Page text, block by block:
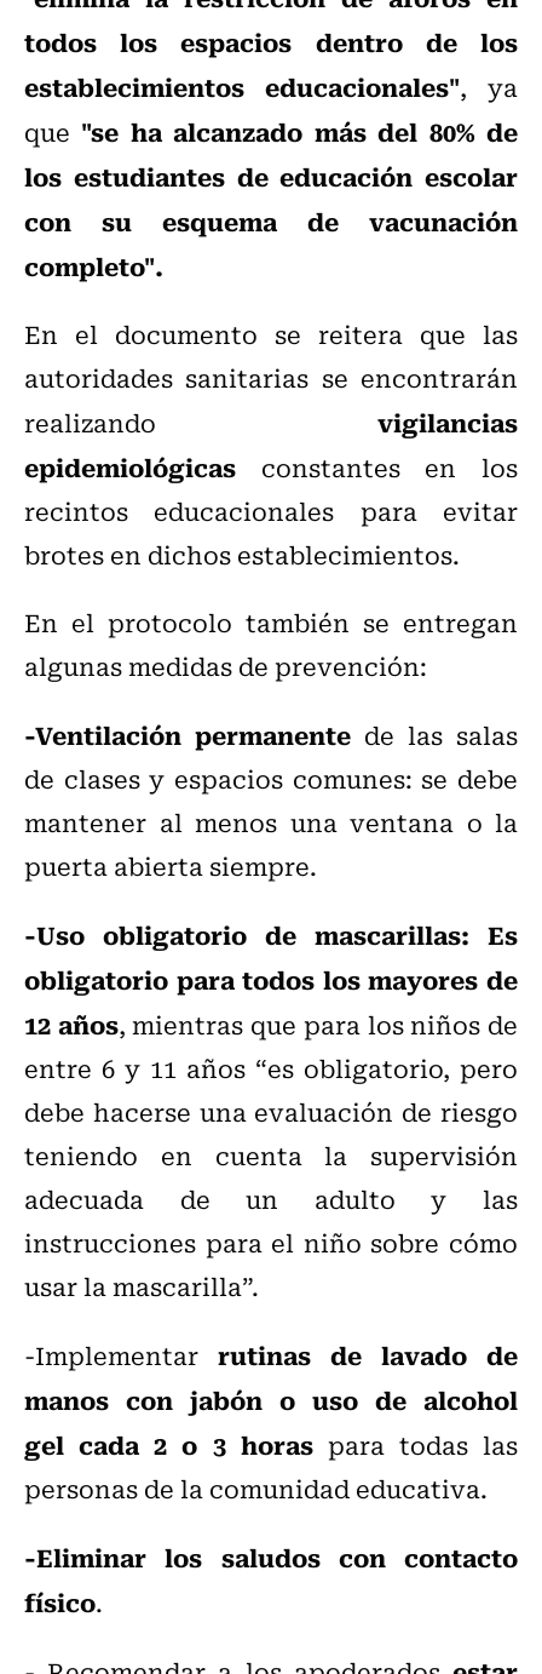
todos los espacios dentro de los
establecimientos educacionales", ya
que "se ha alcanzado más del 80% de
los estudiantes de educación escolar
con su esquema de vacunación
completo".
En el documento se reitera que las
autoridades sanitarias se encontrarán
realizando vigilancias
epidemiológicas constantes en los
recintos educacionales para evitar
brotes en dichos establecimientos.
En el protocolo también se entregan
algunas medidas de prevención:
-Ventilación permanente de las salas
de clases y espacios comunes: se debe
mantener al menos una ventana o la
puerta abierta siempre.
-Uso obligatorio de mascarillas: Es
obligatorio para todos los mayores de
12 años, mientras que para los niños de
entre 6 y 11 años “es obligatorio, pero
debe hacerse una evaluación de riesgo
teniendo en cuenta la supervisión
adecuada de un adulto y las
instrucciones para el niño sobre cómo
usar la mascarilla”.
-Implementar rutinas de lavado de
manos con jabón o uso de alcohol
gel cada 2 o 3 horaspara todas las
personas de la comunidad educativa.
-Eliminar los saludos con contacto
físico.